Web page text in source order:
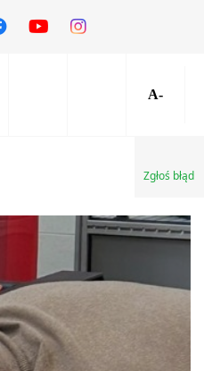
A-
Zgłoś błąd